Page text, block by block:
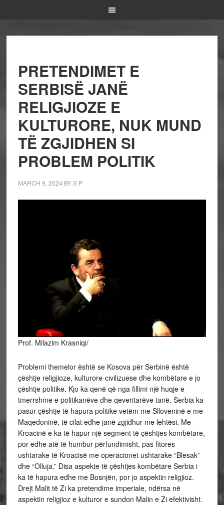
PRETENDIMET E
SERBISË JANË
RELIGJIOZE E
KULTURORE, NUK MUND
TË ZGJIDHEN SI
PROBLEM POLITIK
MARCH 9, 2024 BYS P
Prof. Milazim Krasniqi/
Problemi themelor është se Kosova për Serbinë është
çështje religjioze, kulturore-civilizuese dhe kombëtare e jo
çështje politike. Kjo ka qenë që nga fillimi një huqje e
tmerrshme e politikanëve dhe qeveritarëve tanë. Serbia ka
pasur çështje të hapura politike vetëm me Slloveninë e me
Maqedoninë, të cilat edhe janë zgjidhur me lehtësi. Me
Kroacinë e ka të hapur një segment të çështjes kombëtare,
por edhe atë të humbur përfundimisht, pas fitores
ushtarake të Kroacisë me operacionet ushtarake “Blesak”
dhe “Olluja.” Disa aspekte të çështjes kombëtare Serbia i
ka të hapura edhe me Bosnjën, por jo aspektin religjioz.
Drejt Malit të Zi ka pretendime imperiale, ndërsa në
aspektin religjioz e kulturor e sundon Malin e Zi efektivisht.